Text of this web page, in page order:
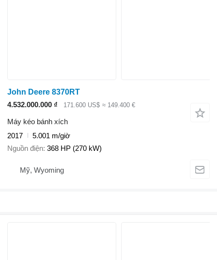
John Deere 8370RT
4.532.000.000 ₫
171.600 US$ ≈ 149.400 €
Máy kéo bánh xích
2017
5.001 m/giờ
Nguồn điện 368 HP (270 kW)
Mỹ, Wyoming